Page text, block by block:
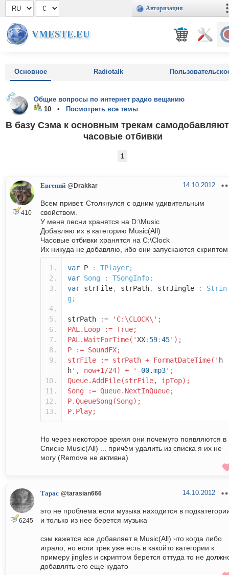
Авторизация
VMESTE.EU
Основное Radiotalk
Общие вопросы по интернет радио вещанию
10 •
Посмотреть все темы
В базу Сэма к основным трекам
часовые отбивки
1
410
Евгений @Drakkar 14.10.2012
Всем привет. Столкнулся с одним удивительным
свойством.
У меня песни хранятся на D:\Music
Добавляю их в категорию Music(All)
Часовые отбивки хранятся на C:\Clock
Их никуда не добавляю, ибо они запускаются скриптом
var P : TPlayer;
var Song : TSongInfo;
var strFile, strPath, strJingle :
Strin
g ;
strPath :=
'C:\CLOCK\';
PAL.Loop := True;
PAL.WaitForTime('XX: 59:45');
P := SoundFX;
strFile := strPath + FormatDateTime(' h
h', now+1/24) + ' -00.mp3';
Queue.AddFile(strFile, ipTop);
Song := Queue.NextInQueue;
P.QueueSong(Song);
P.Play;
Но через некоторое время они почемуто появляются в
Списке Music(All) ... причём удалить из списка я их не
могу (Remove не активна)
6245
Тарас @tarasian666 14.10.2012
это не проблема если музыка находится в
и только из нее берется музыка
сэм кажется все добавляет в Music(All) что когда либо
играло, но если трек уже есть в какойто категории к
примеру jingles и скриптом берется оттуда то не
добавлять его еще кудато